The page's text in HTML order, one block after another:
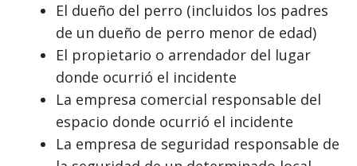
El dueño del perro (incluidos los padres
de un dueño de perro menor de edad)
El propietario o arrendador del lugar
donde ocurrió el incidente
La empresa comercial responsable del
espacio donde ocurrió el incidente
La empresa de seguridad responsable de